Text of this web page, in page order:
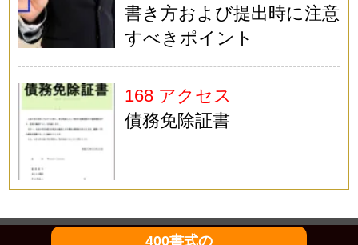
書き方および提出時に注意
すべきポイント
168 アクセス
債務免除証書
400書式の